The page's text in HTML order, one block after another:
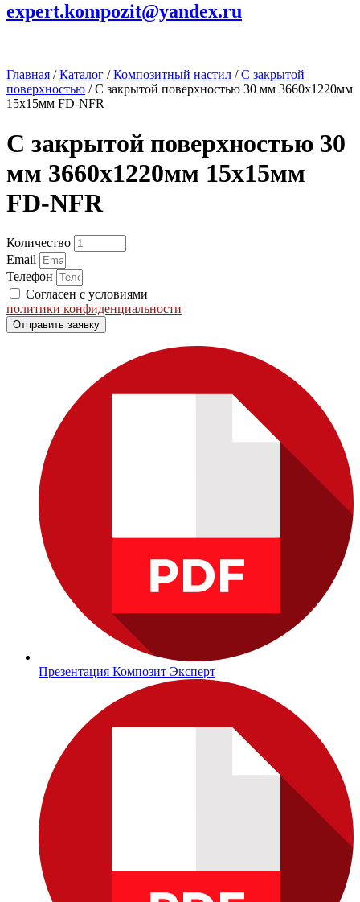
expert.kompozit@yandex.ru
Главная /Каталог /Композитный настил /С закрытой
поверхностью / С закрытой поверхностью 30 мм 3660х1220мм
15х15мм FD-NFR
С закрытой поверхностью 30
мм 3660х1220мм 15х15мм
FD-NFR
Количество
Email
Телефон
Согласен с условиями
политики конфиденциальности
Отправить заявку
Презентация Композит Эксперт